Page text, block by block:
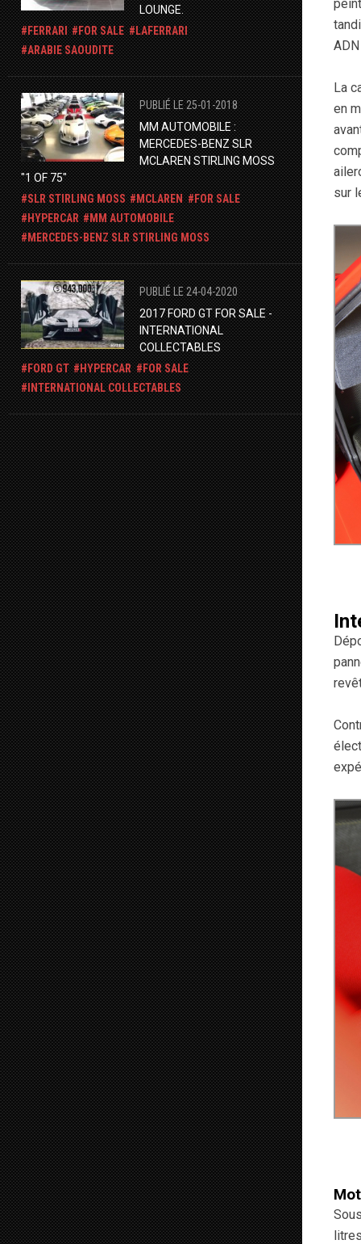
LOUNGE.
FERRARI
FOR SALE
LAFERRARI
ARABIE SAOUDITE
PUBLIÉ LE 25-01-2018
MM AUTOMOBILE :
MERCEDES-BENZ SLR
MCLAREN STIRLING MOSS
"1 OF 75"
SLR STIRLING MOSS
MCLAREN
FOR SALE
HYPERCAR
MM AUTOMOBILE
​MERCEDES-BENZ SLR STIRLING MOSS
PUBLIÉ LE 24-04-2020
2017 FORD GT FOR SALE -
INTERNATIONAL
COLLECTABLES
FORD GT
HYPERCAR
FOR SALE
INTERNATIONAL COLLECTABLES
La
en
sur